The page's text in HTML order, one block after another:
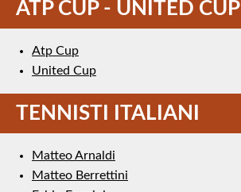
ATP CUP - UNITED CUP
Atp Cup
United Cup
TENNISTI ITALIANI
Matteo Arnaldi
Matteo Berrettini